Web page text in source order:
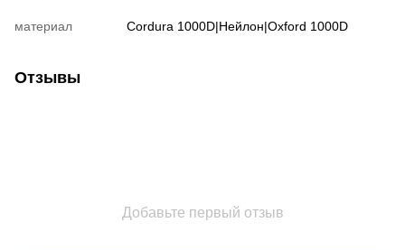
материал Cordura 1000D|Нейлон|Oxford 1000D
Отзывы
Добавьте первый отзыв